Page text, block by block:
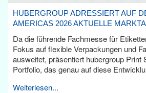
HUBERGROUP ADRESSIERT AUF
AMERICAS 2026 AKTUELLE
Da die führende Fachmesse für
Fokus auf flexible Verpackungen und
ausweitet, präsentiert hubergroup Print
Portfolio, das genau auf diese
Weiterlesen...